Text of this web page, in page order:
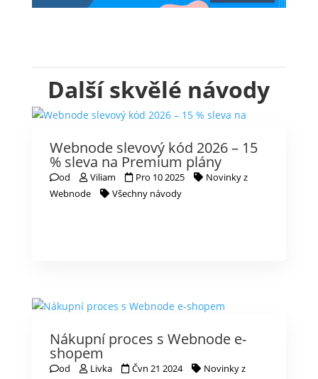
Další skvělé návody
Webnode slevový kód 2026 – 15
% sleva na Premium plány
od Viliam Pro 10 2025
Novinky z
Webnode
Všechny návody
Nákupní proces s Webnode e-
shopem
od Livka Čvn 21 2024
Novinky z